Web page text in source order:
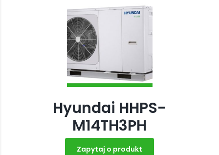
Hyundai HHPS-
M14TH3PH
Zapytaj o produkt